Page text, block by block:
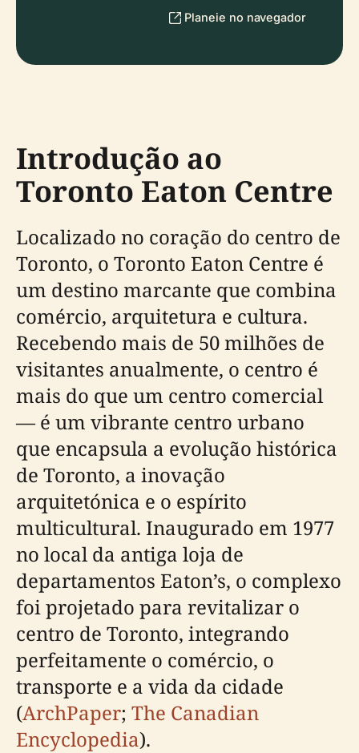
Planeie no navegador
Introdução ao
Toronto Eaton Centre
Localizado no coração do centro de
Toronto, o Toronto Eaton Centre é
um destino marcante que combina
comércio, arquitetura e cultura.
Recebendo mais de 50 milhões de
visitantes anualmente, o centro é
mais do que um centro comercial
— é um vibrante centro urbano
que encapsula a evolução histórica
de Toronto, a inovação
arquitetónica e o espírito
multicultural. Inaugurado em 1977
no local da antiga loja de
departamentos Eaton’s, o complexo
foi projetado para revitalizar o
centro de Toronto, integrando
perfeitamente o comércio, o
transporte e a vida da cidade
(ArchPaper; The Canadian
Encyclopedia).